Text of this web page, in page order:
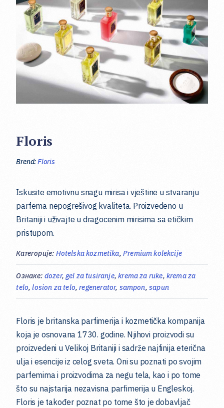
Floris
Brend:Floris
Iskusite emotivnu snagu mirisa i vještine u stvaranju
parfema nepogrešivog kvaliteta. Proizvedeno u
Britaniji i uživajte u dragocenim mirisima sa etičkim
pristupom.
Категорије: Hotelska kozmetika,Premium kolekcije
Ознаке: dozer,gel za tusiranje,krema za ruke, krema za
telo,losion za telo,regenerator, sampon, sapun
Floris je britanska parfimerija i kozmetička kompanija
koja je osnovana 1730. godine. Njihovi proizvodi su
proizvedeni u Velikoj Britaniji i sadrže najfinija eterična
ulja i esencije iz celog sveta. Oni su poznati po svojim
parfemima i proizvodima za negu tela, kao i po tome
što su najstarija nezavisna parfimerija u Engleskoj.
Floris je također poznat po tome što je dobavljač